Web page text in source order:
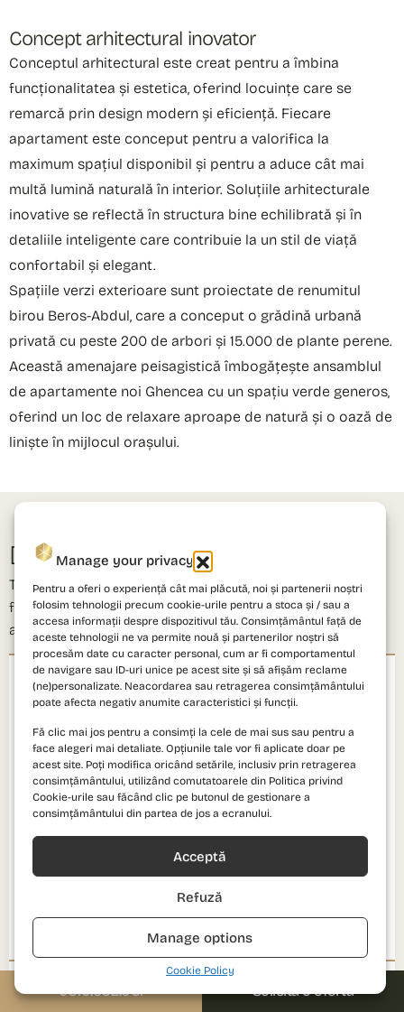
Manage your privacy
Pentru a oferi o experiență cât mai plăcută, noi și partenerii noștri
folosim tehnologii precum cookie-urile pentru a stoca și / sau a
accesa informații despre dispozitivul tău. Consimțământul față de
aceste tehnologii ne va permite nouă și partenerilor noștri să
procesăm date cu caracter personal, cum ar fi comportamentul
de navigare sau ID-uri unice pe acest site și să afișăm reclame
(ne)personalizate. Neacordarea sau retragerea consimțământului
poate afecta negativ anumite caracteristici și funcții.
Fă clic mai jos pentru a consimți la cele de mai sus sau pentru a
face alegeri mai detaliate. Opțiunile tale vor fi aplicate doar pe
acest site. Poți modifica oricând setările, inclusiv prin retragerea
consimțământului, utilizând comutatoarele din Politica privind
Cookie-urile sau făcând clic pe butonul de gestionare a
consimțământului din partea de jos a ecranului.
Acceptă
Refuză
Manage options
Cookie Policy
Concept arhitectural inovator
Conceptul arhitectural este creat pentru a îmbina
funcționalitatea și estetica, oferind locuințe care se
remarcă prin design modern și eficiență. Fiecare
apartament este conceput pentru a valorifica la
maximum spațiul disponibil și pentru a aduce cât mai
multă lumină naturală în interior. Soluțiile arhitecturale
inovative se reflectă în structura bine echilibrată și în
detaliile inteligente care contribuie la un stil de viață
confortabil și elegant.
Spațiile verzi exterioare sunt proiectate de renumitul
birou Beros-Abdul, care a conceput o grădină urbană
privată cu peste 200 de arbori și 15.000 de plante perene.
Această amenajare peisagistică îmbogățește ansamblul
de apartamente noi Ghencea cu un spațiu verde generos,
oferind un loc de relaxare aproape de natură și o oază de
liniște în mijlocul orașului.
Decizii bazate peexperiențe reale.
Testimoniale colectate după predarea cheilor — de la
familii și investitori care au ales PRIMA Astera și proiecte
anterioare PRIMA Development Group.
"
Experiența mea cu Prima Vista a fost una foarte bună. Tot procesul de
achiziție s-a desfășurat corect, organizat și cu respectarea tuturor
înțelegerilor stabilite. Totul a decurs rapid, organizat și transparent, iar
colaborarea menținută prin intermediul Andrei fost una foarte bună de
la început până la final.
Mă bucur acum de alegerea făcută: complex curat, liniștit, bine
aici s-a construit cu responsabilitate și grijă pentru oameni.
AM Alina Mircea
0310.052.061 Solicită o ofertă